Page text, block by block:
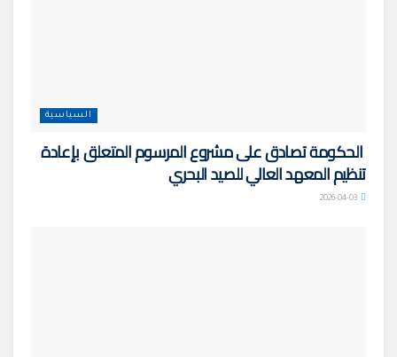
السياسية
الحكومة تصادق على مشروع المرسوم المتعلق بإعادة
تنظيم المعهد العالي للصيد البحري